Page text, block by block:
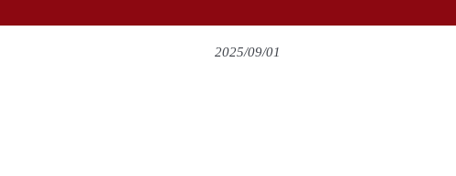
2025/09/01